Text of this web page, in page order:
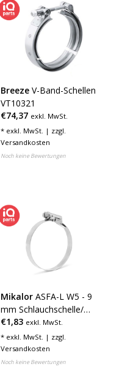
Breeze V-Band-Schellen
VT10321
€74,37 exkl. MwSt.
* exkl. MwSt. | zzgl.
Versandkosten
Noch keine Bewertungen
Mikalor ASFA-L W5 - 9
mm Schlauchschelle/
Schneckengewindeschelle
DIN 3017
€1,83 exkl. MwSt.
* exkl. MwSt. | zzgl.
Versandkosten
Noch keine Bewertungen